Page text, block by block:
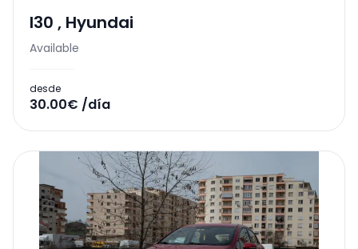
I30 , Hyundai
Available
desde
30.00€ /día